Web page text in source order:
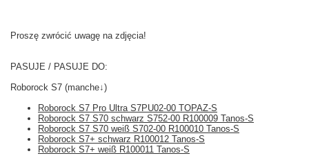
Proszę zwrócić uwagę na zdjęcia!
PASUJE / PASUJE DO:
Roborock S7 (manche↓)
Roborock S7 Pro Ultra S7PU02-00 TOPAZ-S
Roborock S7 S70 schwarz S752-00 R100009 Tanos-S
Roborock S7 S70 weiß S702-00 R100010 Tanos-S
Roborock S7+ schwarz R100012 Tanos-S
Roborock S7+ weiß R100011 Tanos-S